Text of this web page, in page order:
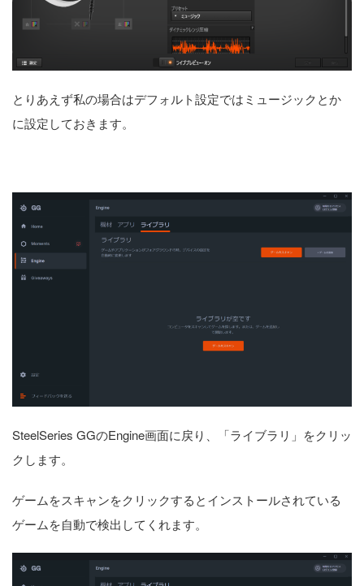
とりあえず私の場合はデフォルト設定ではミュージックとか
に設定しておきます。
SteelSeries GGのEngine画面に戻り、「ライブラリ」をクリッ
クします。
ゲームをスキャンをクリックするとインストールされている
ゲームを自動で検出してくれます。